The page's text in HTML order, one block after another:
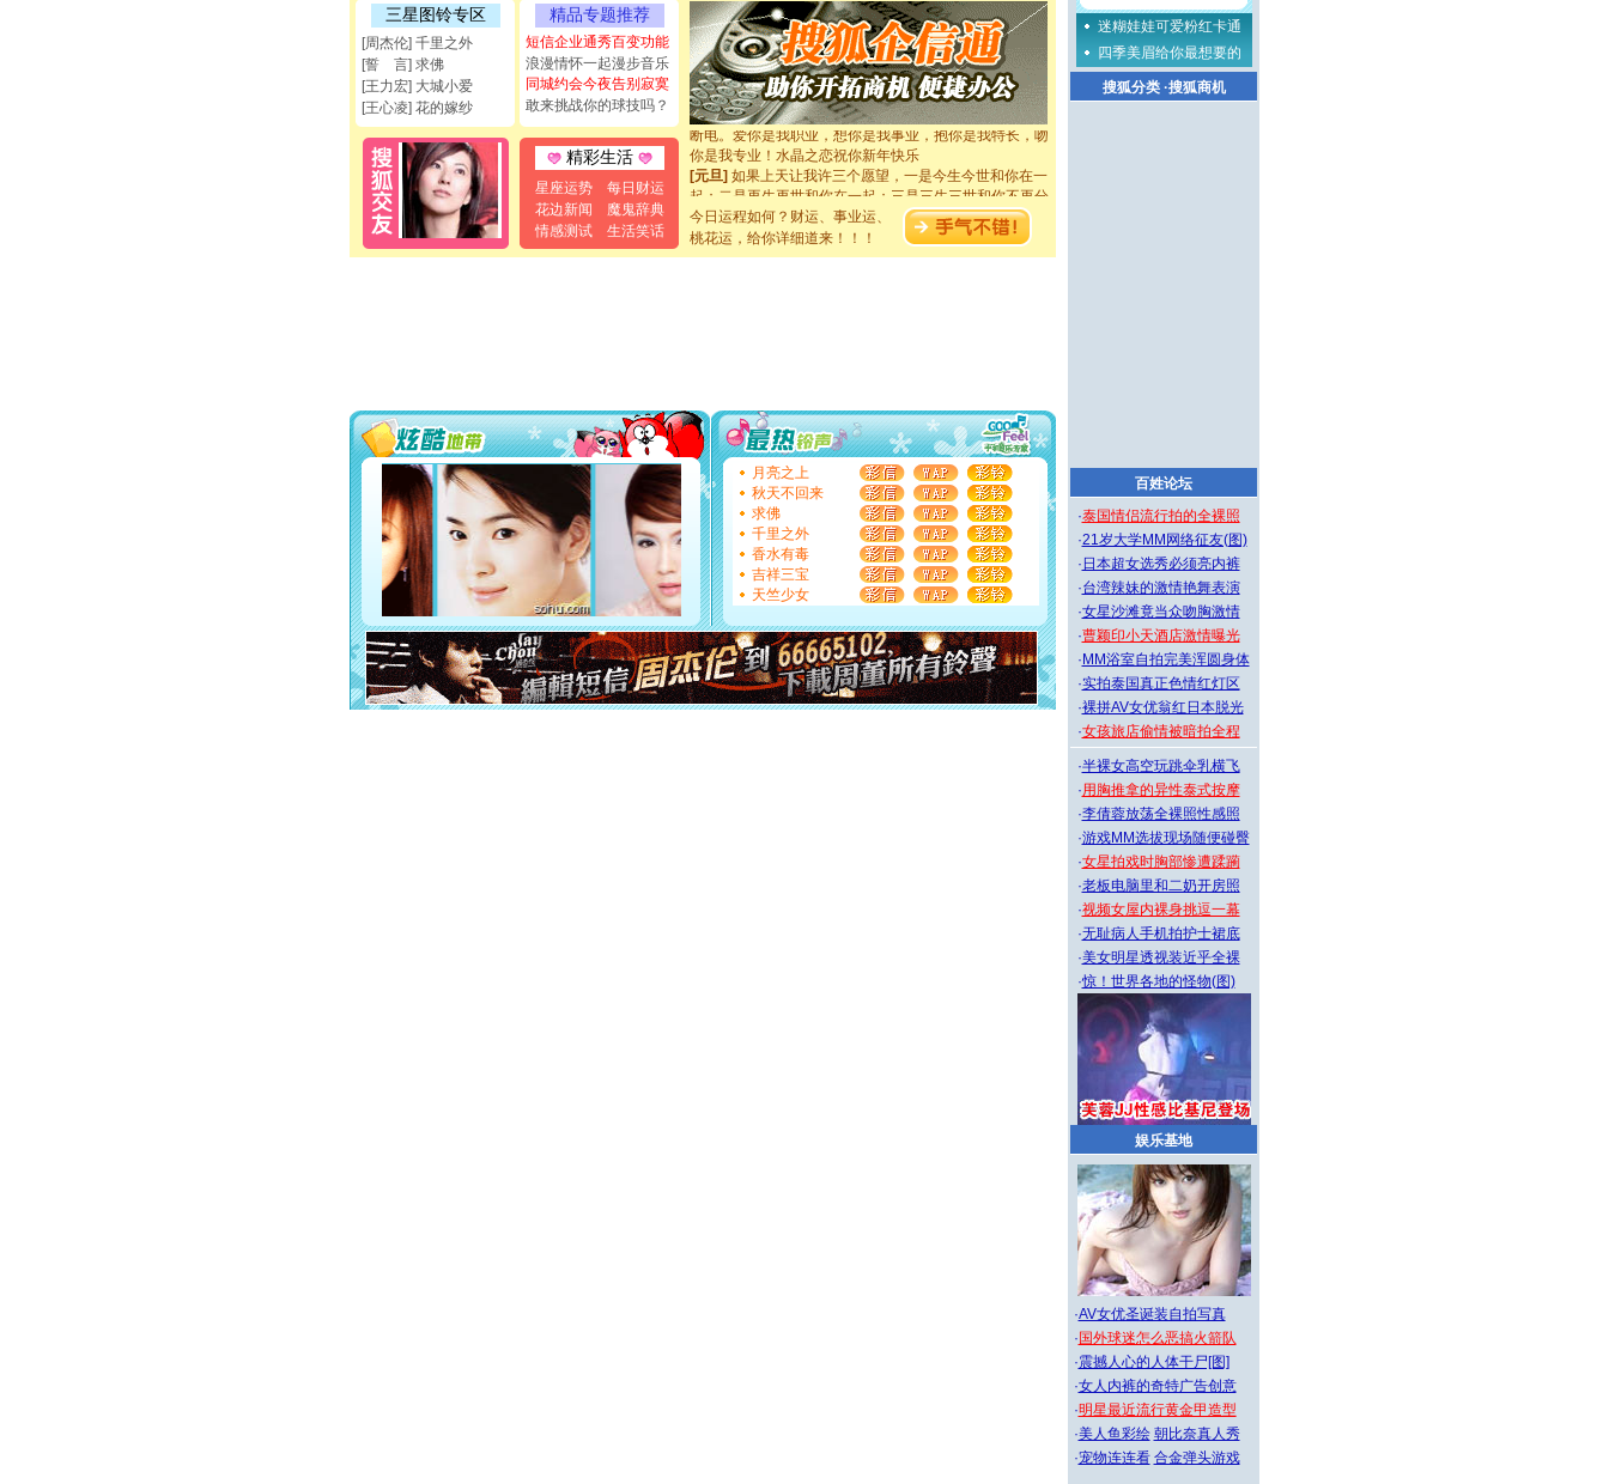
三星图铃专区
[周杰伦] 千里之外
[誓 言] 求佛
[王力宏] 大城小爱
[王心凌] 花的嫁纱
精品专题推荐
短信企业通秀百变功能
浪漫情怀一起漫步音乐
同城约会今夜告别寂寞
敢来挑战你的球技吗？
精彩生活
星座运势
每日财运
花边新闻
魔鬼辞典
情感测试
生活笑话
能正大光明地骚扰你,告诉你,圣诞要快乐!新年要快乐!天天
都要快乐噢!
[圣诞节]奉上一颗祝福的心,在这个特别的日子里,愿幸福,
如意,快乐,鲜花,一切美好的祝愿与你同在.圣诞快乐!
[元旦]看到你我会触电；看不到你我要充电；没有你我会
断电。爱你是我职业，想你是我事业，抱你是我特长，吻
你是我专业！水晶之恋祝你新年快乐
[元旦]如果上天让我许三个愿望，一是今生今世和你在一
起；二是再生再世和你在一起；三是三生三世和你不再分
[元旦]当我狠下心扭头离去那一刻，你在我身后无助地哭
泣，这痛楚让我明白我多么爱你。我转身抱住你：这猪不
[圣诞节]圣诞节到了，想想没什么送给你的，又不打算给
你太多，只有给你五千万：千万快乐！千万要健康！千万
要平安！千万要知足！千万不要忘记我！
[圣诞节]不只这样的日子才会想起你,而是这样的日子才
能正大光明地骚扰你,告诉你,圣诞要快乐!新年要快乐!天天
都要快乐噢!
[圣诞节]奉上一颗祝福的心,在这个特别的日子里,愿幸福,
如意,快乐,鲜花,一切美好的祝愿与你同在.圣诞快乐!
[元旦]
看到你我会触电；看不到你我要充电；没有你我会
断电。爱你是我职业，想你是我事业，抱你是我特长，吻
你是我专业！水晶之恋祝你新年快乐
[元旦]如果上天让我许三个愿望，一是今生今世和你在一
起；二是再生再世和你在一起；三是三生三世和你不再分
离。水晶之恋祝你新年快乐
[元旦]当我狠下心扭头离去那一刻，你在我身后无助地哭
泣，这痛楚让我明白我多么爱你。我转身抱住你：这猪不
今日运程如何？财运、事业运、
桃花运，给你详细道来！！！
月亮之上
秋天不回来
求佛
千里之外
香水有毒
吉祥三宝
天竺少女
迷糊娃娃可爱粉红卡通
四季美眉给你最想要的
搜狐分类·搜狐商机
百姓论坛
·泰国情侣流行拍的全裸照
·21岁大学MM网络征友(图)
· 日本超女选秀必须亮内裤
·台湾辣妹的激情艳舞表演
·女星沙滩竟当众吻胸激情
·曹颖印小天酒店激情曝光
· MM浴室自拍完美浑圆身体
·实拍泰国真正色情红灯区
·裸拼AV女优翁红日本脱光
·女孩旅店偷情被暗拍全程
·半裸女高空玩跳伞乳横飞
·用胸推拿的异性泰式按摩
·李倩蓉放荡全裸照性感照
·游戏MM选拔现场随便碰臀
·女星拍戏时胸部惨遭蹂躏
·老板电脑里和二奶开房照
·视频女屋内裸身挑逗一幕
·无耻病人手机拍护士裙底
·美女明星透视装近乎全裸
·惊！世界各地的怪物(图)
娱乐基地
·AV女优圣诞装自拍写真
· 国外球迷怎么恶搞火箭队
·震撼人心的人体干尸[图]
·女人内裤的奇特广告创意
·明星最近流行黄金甲造型
·美人鱼彩绘 朝比奈真人秀
·宠物连连看 合金弹头游戏